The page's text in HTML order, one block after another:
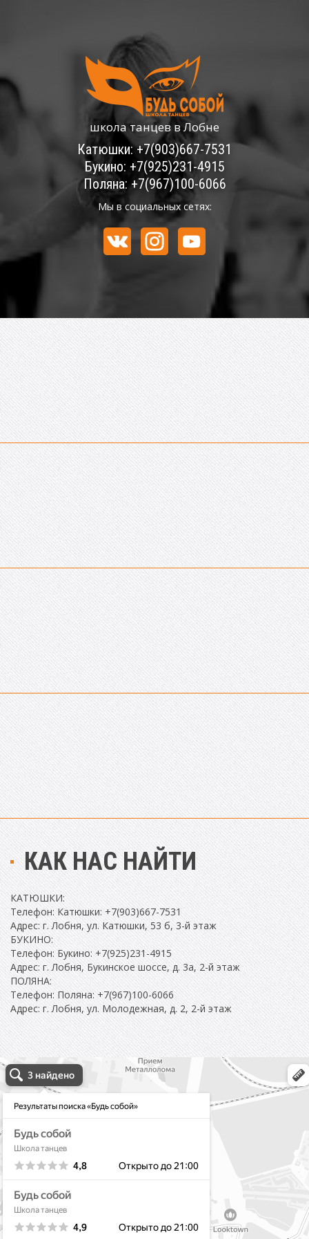
школа танцев в Лобне
Катюшки: +7(903)667-7531
Букино: +7(925)231-4915
Поляна: +7(967)100-6066
Мы в социальных сетях:
КАК НАС НАЙТИ
КАТЮШКИ:
Телефон: Катюшки: +7(903)667-7531
Адрес: г. Лобня, ул. Катюшки, 53 б, 3-й этаж
БУКИНО:
Телефон: Букино: +7(925)231-4915
Адрес: г. Лобня, Букинское шоссе, д. 3а, 2-й этаж
ПОЛЯНА:
Телефон: Поляна: +7(967)100-6066
Адрес: г. Лобня, ул. Молодежная, д. 2, 2-й этаж
школа танцев будь собой в Лобне
Лобня